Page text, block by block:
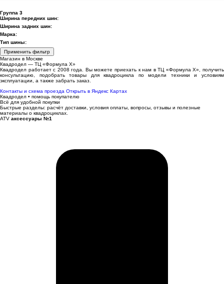
Группа 3
Ширина передних шин:
Ширина задних шин:
Марка:
Тип шины:
Применить фильтр
Магазин в Москве
Квадродел — ТЦ «Формула Х»
Квадродел работает с 2008 года. Вы можете приехать к нам в ТЦ «Формула Х», получить
консультацию, подобрать товары для квадроцикла по модели техники и условиям
эксплуатации, а также забрать заказ.
Контакты и схема проезда Открыть в Яндекс Картах
Квадродел • помощь покупателю
Всё для удобной покупки
Быстрые разделы: расчёт доставки, условия оплаты, вопросы, отзывы и полезные
материалы о квадроциклах.
ATV аксессуары №1